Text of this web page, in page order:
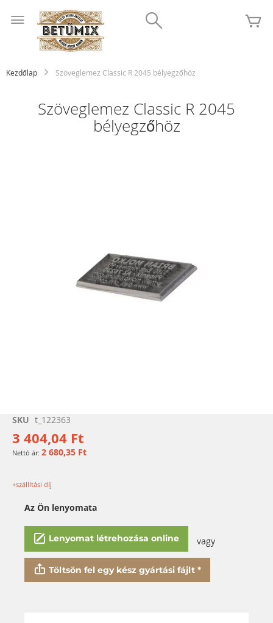
tartalomhoz
Kezdőlap Szöveglemez Classic R 2045 bélyegzőhöz
Szöveglemez Classic R 2045
bélyegzőhöz
Ugrás
képgaléria
elejére
SKU t_122363
3 404,04 Ft
2 680,35 Ft
+szállítási díj
Az Ön lenyomata
Lenyomat létrehozása online vagy
Töltsön fel egy kész gyártási fájlt *